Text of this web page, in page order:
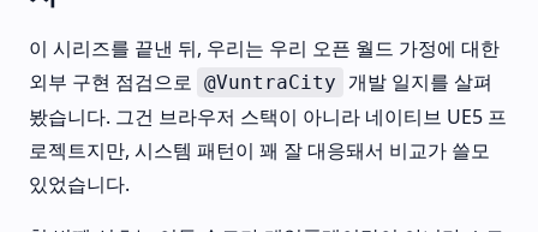
이 시리즈를 끝낸 뒤, 우리는 우리 오픈 월드 가정에 대한
외부 구현 점검으로 @VuntraCity
개발 일지를 살펴
봤습니다. 그건 브라우저 스택이 아니라 네이티브 UE5 프
로젝트지만, 시스템 패턴이 꽤 잘 대응돼서 비교가 쓸모
있었습니다.